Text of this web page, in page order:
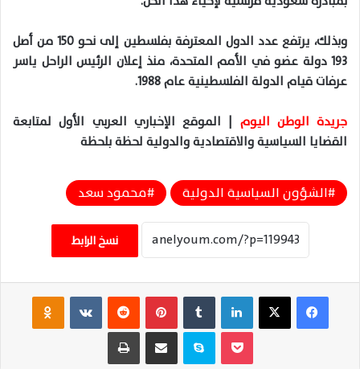
وبذلك، يرتفع عدد الدول المعترفة بفلسطين إلى نحو 150 من أصل
193 دولة عضو في الأمم المتحدة، منذ إعلان الرئيس الراحل ياسر
عرفات قيام الدولة الفلسطينية عام 1988.
جريدة الوطن اليوم | الموقع الإخباري العربي الأول لمتابعة
القضايا السياسية والاقتصادية والدولية لحظة بلحظة
الشؤون السياسية الدولية محمود سعد
نسخ الرابط
فيسبوك ‫X لينكدإن بينتيريست ‏VKontakte
سكايب مشاركة عبر البريد طباعة